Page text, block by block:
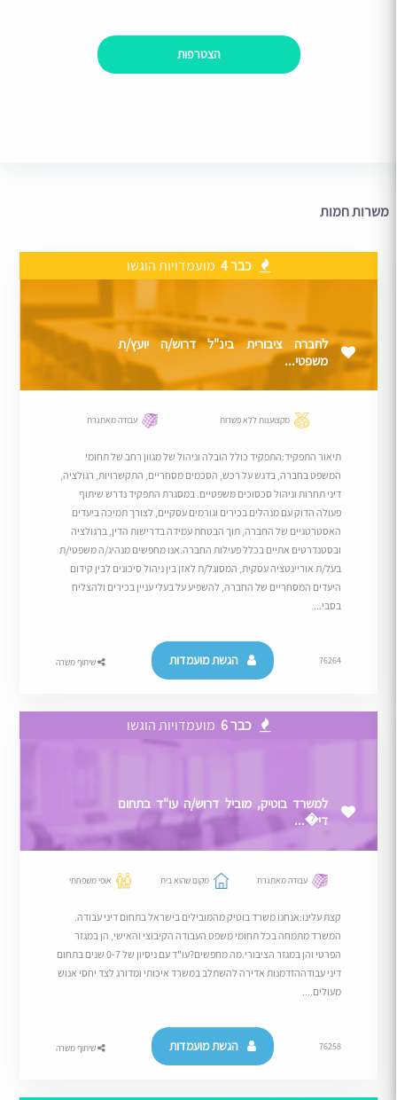
הצטרפות
משרות חמות
כבר 4 מועמדויות הוגשו
לחברה ציבורית בינ"ל דרוש/ה יועץ/ת
משפטי...
מקצוענות ללא פשרות עבודה מאתגרת
תיאור התפקיד:התפקיד כולל הובלה וניהול של מגוון רחב של תחומי
המשפט בחברה, בדגש על רכש, הסכמים מסחריים, התקשרויות, רגולציה,
דיני תחרות וניהול סכסוכים משפטיים. במסגרת התפקיד נדרש שיתוף
פעולה הדוק עם מנהלים בכירים וגורמים עסקיים, לצורך תמיכה ביעדים
האסטרטגיים של החברה, תוך הבטחת עמידה בדרישות הדין, ברגולציה
ובסטנדרטים אתיים בכלל פעילות החברה.אנו מחפשים מנהיג/ה משפטי/ת
בעל/ת אוריינטציה עסקית, המסוגל/ת לאזן בין ניהול סיכונים לבין קידום
היעדים המסחריים של החברה, להשפיע על בעלי עניין בכירים ולהצליח
בסבי...
76264 הגשת מועמדות שיתוף משרה
כבר 6 מועמדויות הוגשו
למשרד בוטיק, מוביל דרוש/ה עו"ד בתחום
די�...
עבודה מאתגרת מקום שהוא בית אופי משפחתי
קצת עלינו:אנחנו משרד בוטיק מהמובילים בישראל בתחום דיני עבודה.
המשרד מתמחה בכל תחומי משפט העבודה הקיבוצי והאישי, הן במגזר
הפרטי והן במגזר הציבורי.מה מחפשים?עו"ד עם ניסיון של 0-7 שנים בתחום
דיני עבודההזדמנות אדירה להשתלב במשרד איכותי ומדורג לצד יחסי אנוש
מעולים....
76258 הגשת מועמדות שיתוף משרה